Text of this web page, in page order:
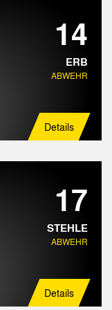
14
ERB
ABWEHR
Details
17
STEHLE
ABWEHR
Details